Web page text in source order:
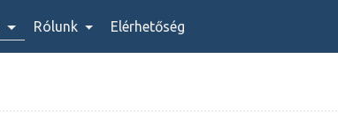
Rólunk Elérhetőség